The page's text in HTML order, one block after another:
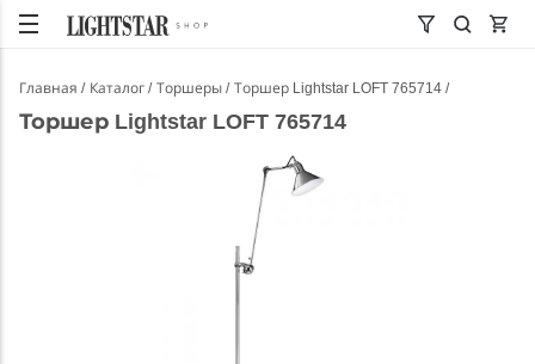
Главная Каталог Торшеры Торшер Lightstar LOFT 765714
Торшер Lightstar LOFT 765714